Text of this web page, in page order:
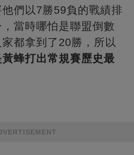
們以7勝59負的戰績排
當時哪怕是聯盟倒數
都拿到了20勝，所以
蜂打出常規賽歷史最